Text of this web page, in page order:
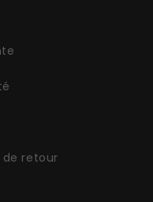
retour